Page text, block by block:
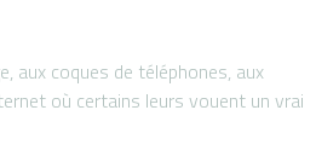
aux coques de téléphones, aux
où certains leurs vouent un vrai